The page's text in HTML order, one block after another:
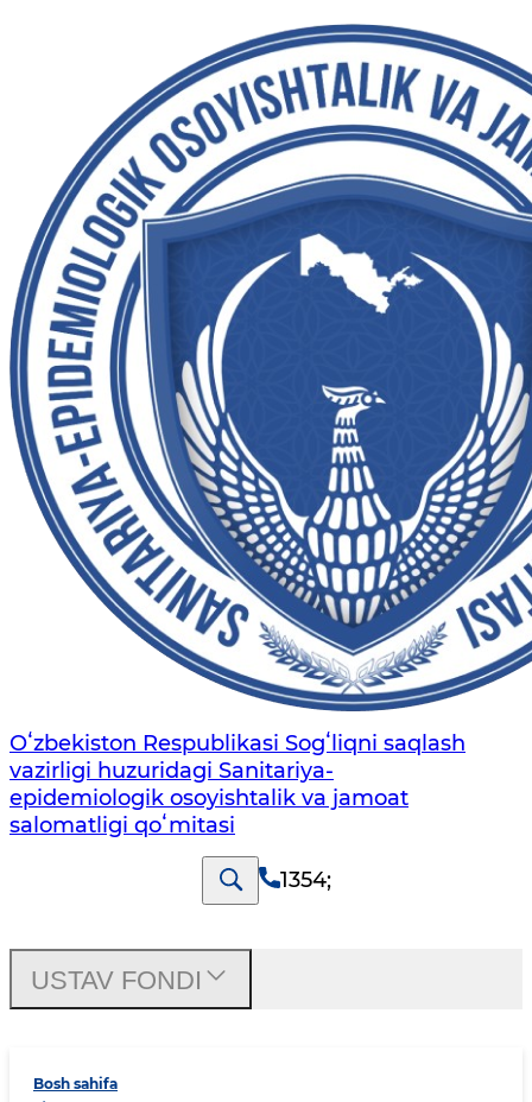
Oʻzbekiston Respublikasi Sogʻliqni saqlash
vazirligi huzuridagi Sanitariya-
epidemiologik osoyishtalik va jamoat
salomatligi qoʻmitasi
1354;
Bosh sahifa
USTAV FONDI